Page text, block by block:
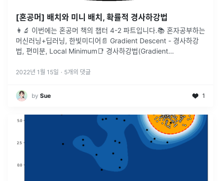
[혼공머] 배치와 미니 배치, 확률적 경사하강법
👩‍🔬 이번에는 혼공머 책의 챕터 4-2 파트입니다.📚 혼자공부하는
머신러닝+딥러닝, 한빛미디어📄 Gradient Descent - 경사하강
법, 편미분, Local Minimum📑 경사하강법(Gradient
2022년 1월 15일 · 5개의 댓글
by Sue 1